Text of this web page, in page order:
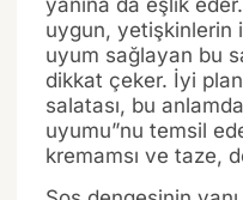
yanına da eşlik
uygun, yetişkinlerin
uyum sağlayan bu
dikkat çeker. İyi
salatası, bu
uyumu”nu temsil
kremamsı ve taze,